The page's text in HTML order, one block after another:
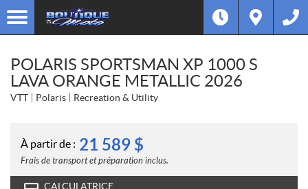
POLARIS SPORTSMAN XP 1000 S
LAVA ORANGE METALLIC 2026
VTT Polaris Recreation & Utility
À partir de : 21 589 $
Frais de transport et préparation inclus.
CALCULATRICE